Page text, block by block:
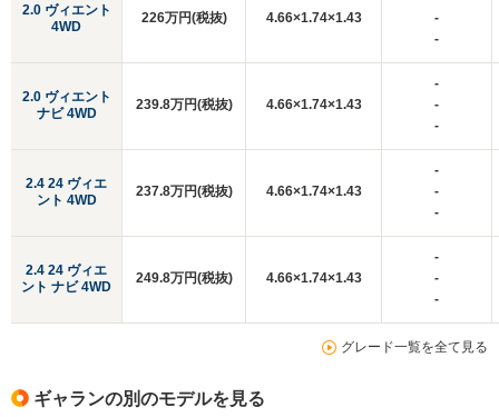
2.0 ヴィエント
4WD
2.0 ヴィエント
ナビ 4WD
2.4 24 ヴィエ
ント 4WD
2.4 24 ヴィエ
ント ナビ 4WD
226万円(税抜) 4.66×1.74×1.43
-
-
239.8万円(税抜) 4.66×1.74×1.43
-
-
-
237.8万円(税抜) 4.66×1.74×1.43
-
-
-
249.8万円(税抜) 4.66×1.74×1.43
-
-
-
グレード一覧を全て見る
ギャランの別のモデルを見る